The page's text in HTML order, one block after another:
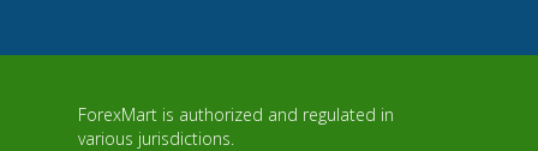
ForexMart is authorized and regulated in
various jurisdictions.